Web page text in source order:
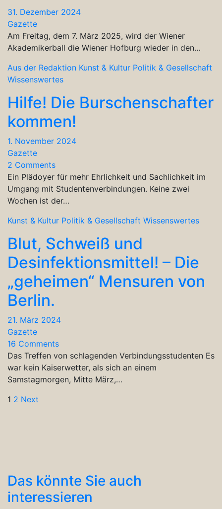
31. Dezember 2024
Gazette
Am Freitag, dem 7. März 2025, wird der Wiener
Akademikerball die Wiener Hofburg wieder in den…
Aus der Redaktion Kunst & Kultur Politik & Gesellschaft
Wissenswertes
Hilfe! Die Burschenschafter
kommen!
1. November 2024
Gazette
2 Comments
Ein Plädoyer für mehr Ehrlichkeit und Sachlichkeit im
Umgang mit Studentenverbindungen. Keine zwei
Wochen ist der…
Kunst & Kultur Politik & Gesellschaft Wissenswertes
Blut, Schweiß und
Desinfektionsmittel! – Die
„geheimen“ Mensuren von
Berlin.
21. März 2024
Gazette
16 Comments
Das Treffen von schlagenden Verbindungsstudenten Es
war kein Kaiserwetter, als sich an einem
Samstagmorgen, Mitte März,…
Seitennummerierung
1 2 Next
Das könnte Sie auch
interessieren